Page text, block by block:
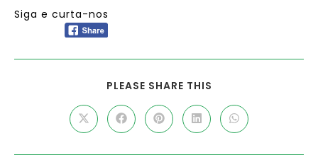
Siga e curta-nos
PLEASE SHARE THIS